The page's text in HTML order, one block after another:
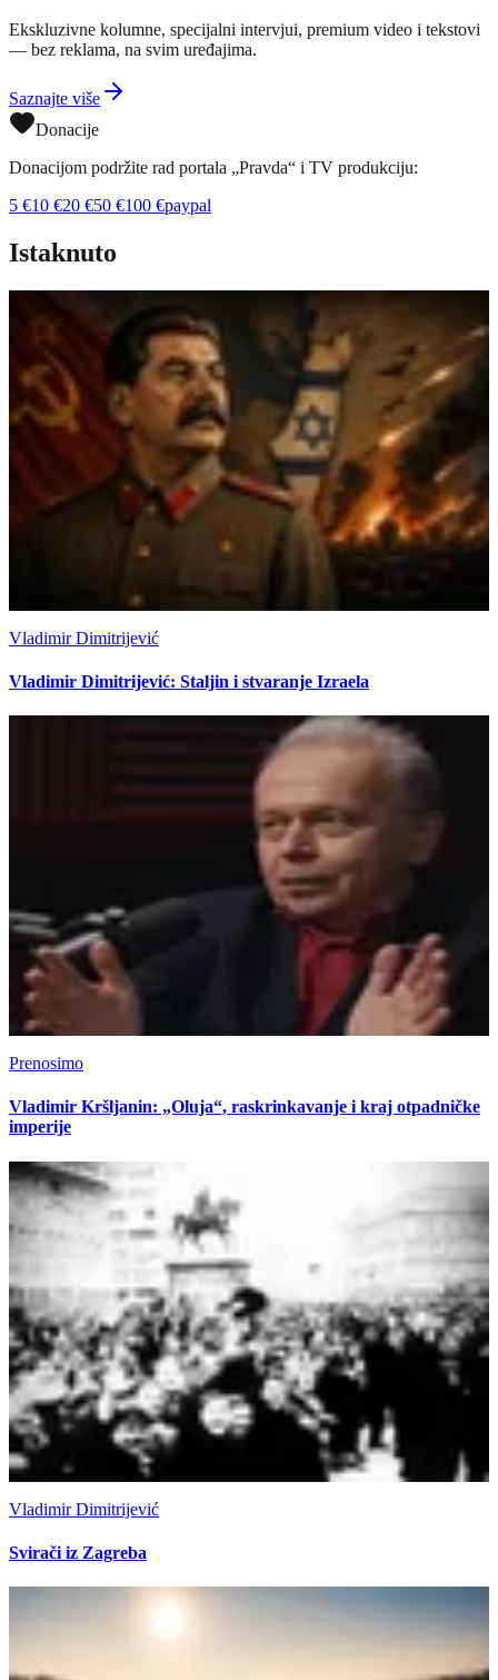
Ekskluzivne kolumne, specijalni intervjui, premium video i tekstovi
— bez reklama, na svim uređajima.
Saznajte više
Donacije
Donacijom podržite rad portala „Pravda“ i TV produkciju:
5 €10 €20 €50 €100 €paypal
Istaknuto
Vladimir Dimitrijević
Vladimir Dimitrijević: Staljin i stvaranje Izraela
Prenosimo
Vladimir Kršljanin: „Oluja“, raskrinkavanje i kraj otpadničke
imperije
Vladimir Dimitrijević
Svirači iz Zagreba